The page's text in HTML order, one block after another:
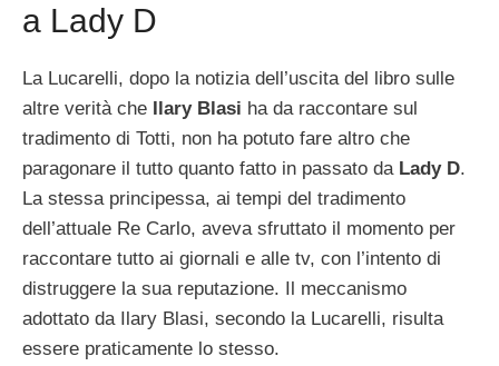
a Lady D
La Lucarelli, dopo la notizia dell’uscita del libro sulle
altre verità che Ilary Blasi ha da raccontare sul
tradimento di Totti, non ha potuto fare altro che
paragonare il tutto quanto fatto in passato da Lady D.
La stessa principessa, ai tempi del tradimento
dell’attuale Re Carlo, aveva sfruttato il momento per
raccontare tutto ai giornali e alle tv, con l’intento di
distruggere la sua reputazione. Il meccanismo
adottato da Ilary Blasi, secondo la Lucarelli, risulta
essere praticamente lo stesso.